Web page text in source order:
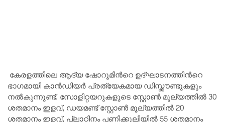
കേരളത്തിലെ ആദ്യ ഷോറൂമിന്‍റെ ഉദ്ഘാടനത്തിന്‍റെ
ഭാഗമായി കാൻഡിയർ പ്രത്യേകമായ ഡിസ്ക്കൗണ്ടുകളും
നൽകുന്നുണ്ട്. സോളിറ്റയറുകളുടെ സ്റ്റോണ്‍ മൂല്യത്തില്‍ 30
ശതമാനം ഇളവ്, ഡയമണ്ട് സ്റ്റോണ്‍ മൂല്യത്തില്‍ 20
ശതമാനം ഇളവ്, പ്ലാറ്റിനം പണിക്കൂലിയില്‍ 55 ശതമാനം